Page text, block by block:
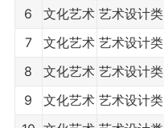
6
文化艺术 艺术设计类
7
文化艺术 艺术设计类
8
文化艺术 艺术设计类
9
文化艺术 艺术设计类